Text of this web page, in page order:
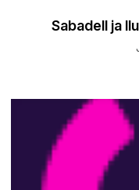
Sabadell ja